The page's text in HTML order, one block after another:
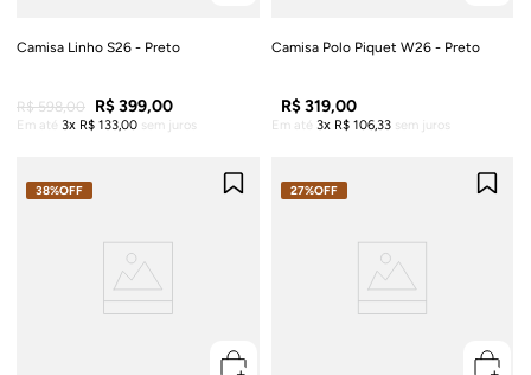
Camisa Linho S26 - Preto
R$ 598,00 R$399,00
Em até 3 R$ 133,00 sem juros
Camisa Polo Piquet W26 - Preto
R$ 319,00
Em até 3 R$ 106,33sem juros
38%OFF 27%OFF